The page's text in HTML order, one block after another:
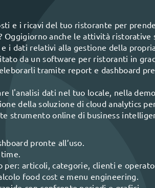
e i ricavi del tuo ristorante per
Oggigiorno anche le attività ristorative
i dati relativi alla gestione della
da un software per ristoranti in
tramite report e dashboard
l'analisi dati nel tuo locale, nella
della soluzione di cloud analytics
strumento online di business
pronte all’uso.
per: articoli, categorie, clienti e
food cost e menu engineering.